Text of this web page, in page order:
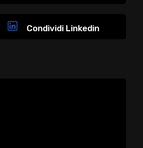
Condividi Linkedin